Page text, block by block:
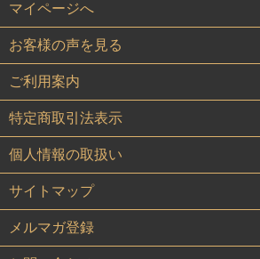
マイページへ
お客様の声を見る
ご利用案内
特定商取引法表示
個人情報の取扱い
サイトマップ
メルマガ登録